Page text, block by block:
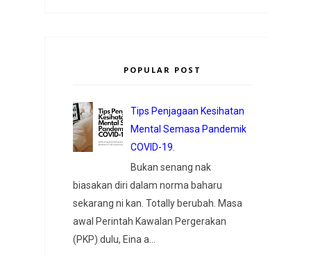
POPULAR POST
Tips Penjagaan Kesihatan
Mental Semasa Pandemik
COVID-19.
Bukan senang nak
biasakan diri dalam norma baharu
sekarang ni kan. Totally berubah. Masa
awal Perintah Kawalan Pergerakan
(PKP) dulu, Eina a...